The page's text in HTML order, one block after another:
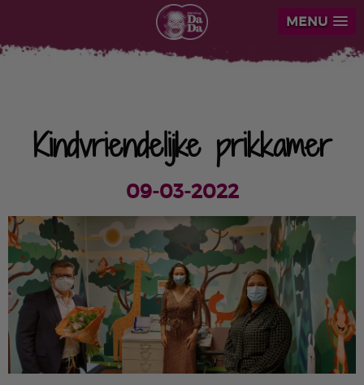
MENU
Kindvriendelijke prikkamer
09-03-2022